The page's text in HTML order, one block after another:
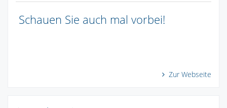
Schauen Sie auch mal vorbei!
Zur Webseite